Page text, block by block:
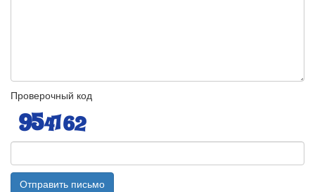
Проверочный код
Отправить письмо